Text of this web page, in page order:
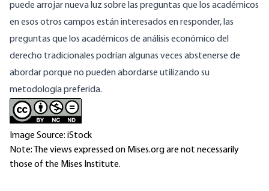
puede arrojar nueva luz sobre las preguntas que los académicos
en esos otros campos están interesados ​​en responder, las
preguntas que los académicos de análisis económico del
derecho tradicionales podrían algunas veces abstenerse de
abordar porque no pueden abordarse utilizando su
metodología preferida.
Image Source: iStock
Note: The views expressed on Mises.org are not necessarily
those of the Mises Institute.